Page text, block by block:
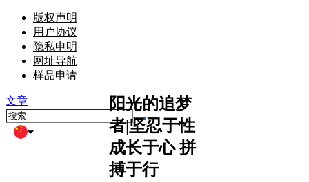
版权声明
用户协议
隐私申明
网址导航
样品申请
文章
阳光的追梦
者|坚忍于性
成长于心 拼
搏于行